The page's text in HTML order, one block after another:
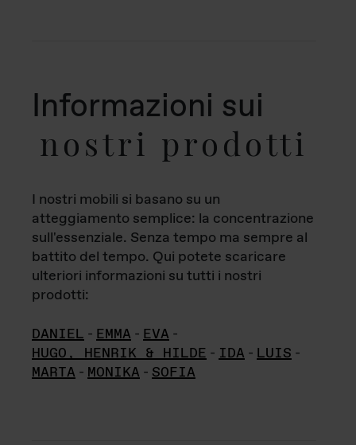
Informazioni sui
nostri prodotti
I nostri mobili si basano su un
atteggiamento semplice: la concentrazione
sull'essenziale. Senza tempo ma sempre al
battito del tempo. Qui potete scaricare
ulteriori informazioni su tutti i nostri
prodotti:
DANIEL - EMMA - EVA -
HUGO, HENRIK & HILDE - IDA - LUIS -
MARTA - MONIKA - SOFIA